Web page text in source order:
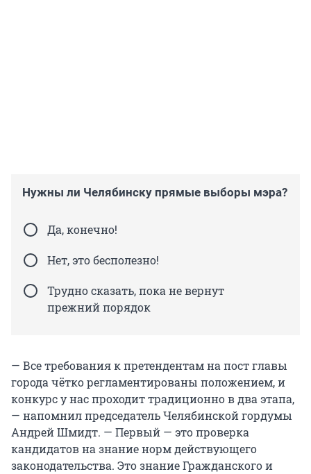
Нужны ли Челябинску прямые выборы мэра?
Да, конечно!
Нет, это бесполезно!
Трудно сказать, пока не вернут
прежний порядок
— Все требования к претендентам на пост главы
города чётко регламентированы положением, и
конкурс у нас проходит традиционно в два этапа,
— напомнил председатель Челябинской гордумы
Андрей Шмидт. — Первый — это проверка
кандидатов на знание норм действующего
законодательства. Это знание Гражданского и